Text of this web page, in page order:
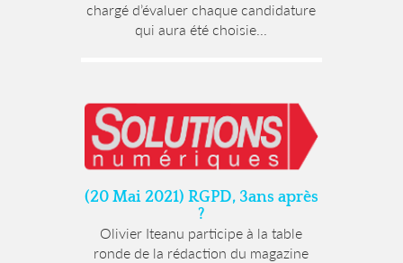
chargé d’évaluer chaque candidature
qui aura été choisie...
(20 Mai 2021) RGPD, 3ans après
?
Olivier Iteanu participe à la table
ronde de la rédaction du magazine